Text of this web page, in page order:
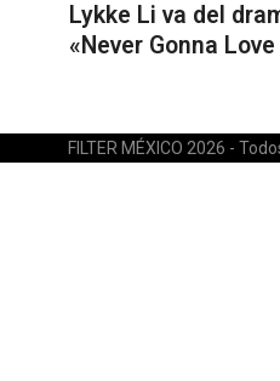
Lykke Li va del
«Never Gonna
FILTER MÉXICO 2026 -